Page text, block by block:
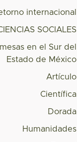
internacional
SOCIALES
en el Sur del
Estado de México
Artículo
Científica
Dorada
Humanidades